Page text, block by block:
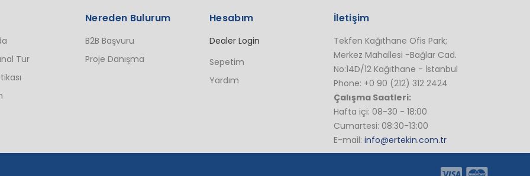
Tur
Nereden Bulurum
B2B Başvuru
Proje Danışma
Hesabım
Dealer Login
Sepetim
Yardım
İletişim
Tekfen Kağıthane Ofis Park;
Merkez Mahallesi -Bağlar Cad.
No:14D/12 Kağıthane - İstanbul
Phone: +0 90 (212) 312 2424
Çalışma Saatleri:
Hafta içi: 08-30 - 18:00
Cumartesi: 08:30-13:00
E-mail: info@ertekin.com.tr